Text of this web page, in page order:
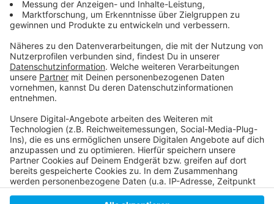
2020 ein Loch in die Stadtkasse
Das Testzentrum hat die Stadt ebenfalls Millionen
gekostet
Anzeige
Anzeige